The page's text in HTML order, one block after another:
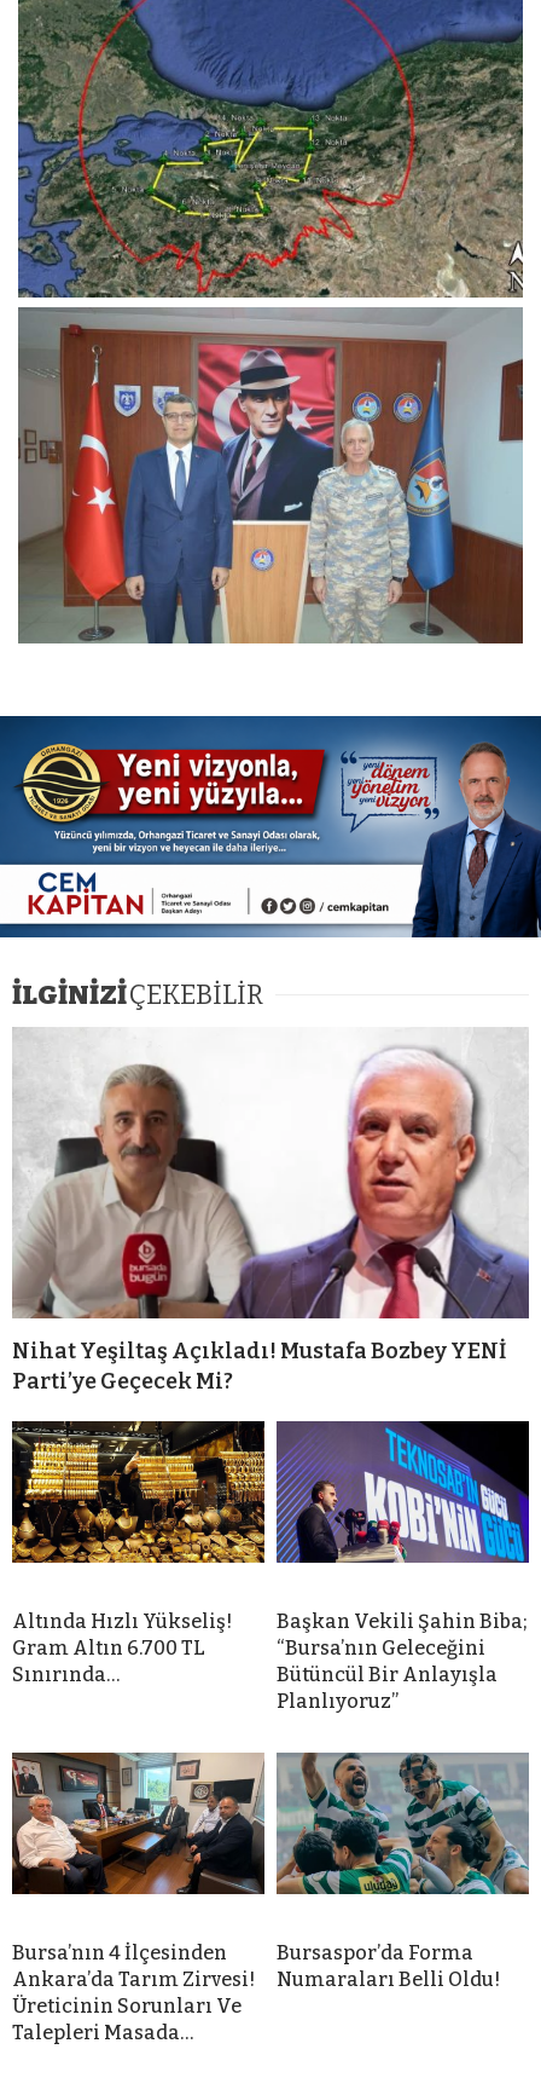
r
t
İLGİNİZİÇEKEBİLİR
Nihat Yeşiltaş Açıkladı! Mustafa Bozbey YENİ
Parti’ye Geçecek Mi?
Altında Hızlı Yükseliş!
Gram Altın 6.700 TL
Sınırında…
Başkan Vekili Şahin Biba;
“Bursa’nın Geleceğini
Bütüncül Bir Anlayışla
Planlıyoruz”
Bursa’nın 4 İlçesinden
Ankara’da Tarım Zirvesi!
Üreticinin Sorunları Ve
Talepleri Masada…
Bursaspor’da Forma
Numaraları Belli Oldu!